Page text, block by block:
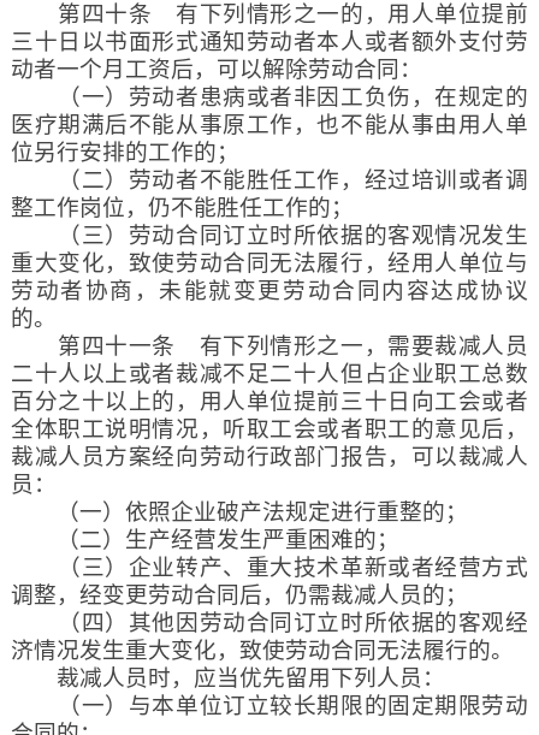
第四十条 有下列情形之一的，用人单位提前
三十日以书面形式通知劳动者本人或者额外支付劳
动者一个月工资后，可以解除劳动合同：
（一）劳动者患病或者非因工负伤，在规定的
医疗期满后不能从事原工作，也不能从事由用人单
位另行安排的工作的；
（二）劳动者不能胜任工作，经过培训或者调
整工作岗位，仍不能胜任工作的；
（三）劳动合同订立时所依据的客观情况发生
重大变化，致使劳动合同无法履行，经用人单位与
劳动者协商，未能就变更劳动合同内容达成协议
的。
第四十一条 有下列情形之一，需要裁减人员
二十人以上或者裁减不足二十人但占企业职工总数
百分之十以上的，用人单位提前三十日向工会或者
全体职工说明情况，听取工会或者职工的意见后，
裁减人员方案经向劳动行政部门报告，可以裁减人
员：
（一）依照企业破产法规定进行重整的；
（二）生产经营发生严重困难的；
（三）企业转产、重大技术革新或者经营方式
调整，经变更劳动合同后，仍需裁减人员的；
（四）其他因劳动合同订立时所依据的客观经
济情况发生重大变化，致使劳动合同无法履行的。
裁减人员时，应当优先留用下列人员：
（一）与本单位订立较长期限的固定期限劳动